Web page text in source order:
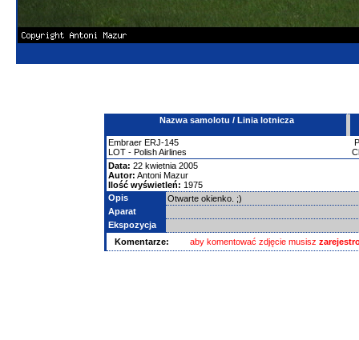
Nazwa samolotu / Linia lotnicza
Embraer ERJ-145
LOT - Polish Airlines
Data: 22 kwietnia 2005
Autor: Antoni Mazur
Ilość wyświetleń: 1975
Opis
Otwarte okienko. ;)
Aparat
Ekspozycja
Komentarze:
aby komentować zdjęcie musisz